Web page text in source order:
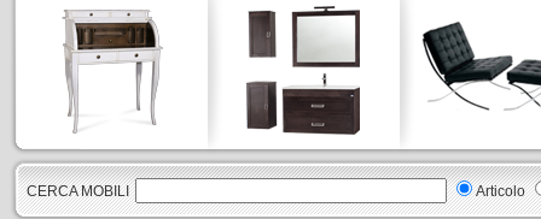
CERCA MOBILI Articolo